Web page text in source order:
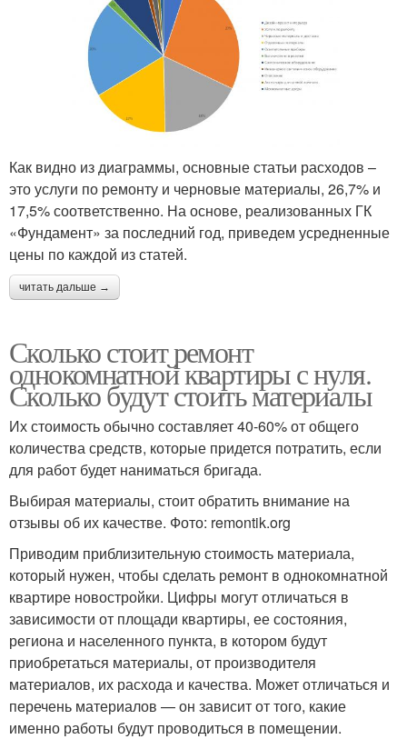
Как видно из диаграммы, основные статьи расходов –
это услуги по ремонту и черновые материалы, 26,7% и
17,5% соответственно. На основе, реализованных ГК
«Фундамент» за последний год, приведем усредненные
цены по каждой из статей.
читать дальше →
Сколько стоит ремонт
однокомнатной квартиры с нуля.
Сколько будут стоить материалы
Их стоимость обычно составляет 40-60% от общего
количества средств, которые придется потратить, если
для работ будет наниматься бригада.
Выбирая материалы, стоит обратить внимание на
отзывы об их качестве. Фото: remontik.org
Приводим приблизительную стоимость материала,
который нужен, чтобы сделать ремонт в однокомнатной
квартире новостройки. Цифры могут отличаться в
зависимости от площади квартиры, ее состояния,
региона и населенного пункта, в котором будут
приобретаться материалы, от производителя
материалов, их расхода и качества. Может отличаться и
перечень материалов — он зависит от того, какие
именно работы будут проводиться в помещении.